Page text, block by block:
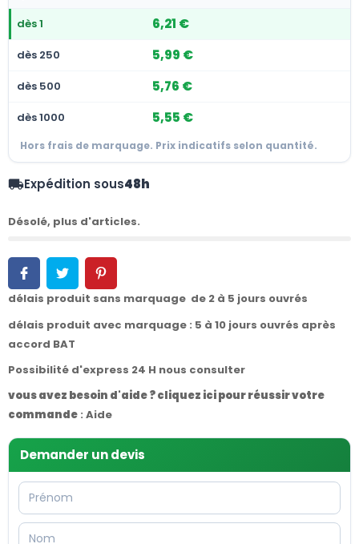
dès 1 6,21 €
dès 250 5,99 €
dès 500 5,76 €
dès 1000 5,55 €
Hors frais de marquage. Prix indicatifs selon quantité.
local_shippingExpédition sous48h
Désolé, plus d'articles.
délais produit sans marquage de 2 à 5 jours ouvrés
délais produit avec marquage : 5 à 10 jours ouvrés après
accord BAT
Possibilité d'express 24 H nous consulter
vous avez besoin d'aide ? cliquez ici pour réussir votre
commande : Aide
Demander un devis